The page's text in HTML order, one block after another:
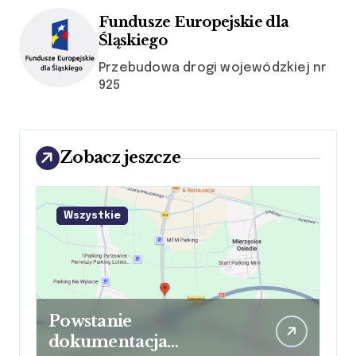
Fundusze Europejskie dla
Śląskiego
Przebudowa drogi wojewódzkiej nr
925
Zobacz jeszcze
do
kategorii
Wszystkie
Powstanie
dokumentacja
l
i
n
k
d
o
t
r
e
ś
c